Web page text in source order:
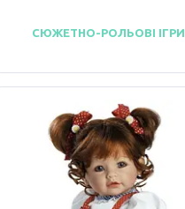
СЮЖЕТНО-РОЛЬОВІ ІГРИ